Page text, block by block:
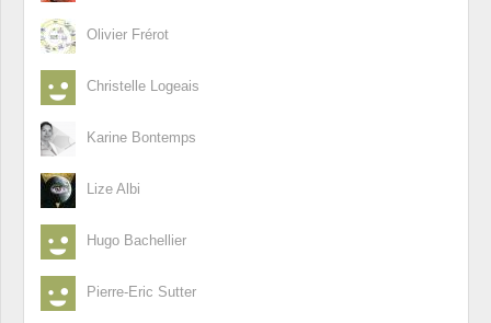
Olivier Frérot
Christelle Logeais
Karine Bontemps
Lize Albi
Hugo Bachellier
Pierre-Eric Sutter